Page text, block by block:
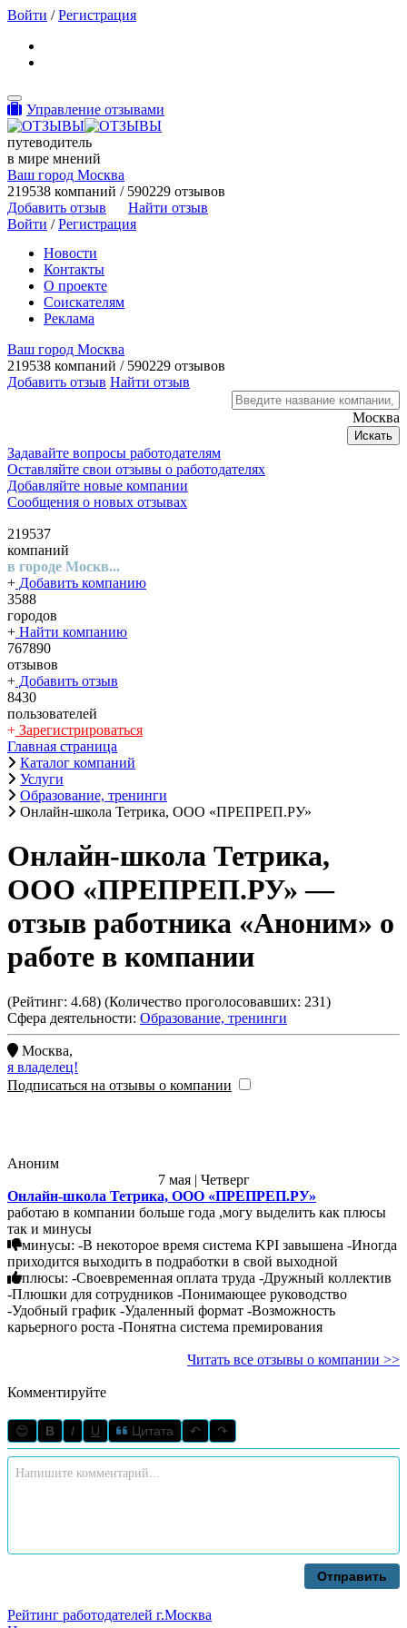
Войти /Регистрация
Toggle navigation
Управление отзывами
путеводитель
в мире мнений
Ваш город Москва
219538 компаний / 590229 отзывов
Добавить отзыв
Найти отзыв
Войти /Регистрация
Новости
Контакты
О проекте
Соискателям
Реклама
Ваш город Москва
219538 компаний / 590229 отзывов
Добавить отзыв Найти отзыв
Москва
Искать
Задавайте вопросы работодателям
Оставляйте свои отзывы о работодателях
Добавляйте новые компании
Сообщения о новых отзывах
219537
компаний
в городе Москв...
+ Добавить компанию
3588
городов
+ Найти компанию
767890
отзывов
+ Добавить отзыв
8430
пользователей
+ Зарегистрироваться
Главная страница
Каталог компаний
Услуги
Образование, тренинги
Онлайн-школа Тетрика, ООО «ПРЕПРЕП.РУ»
Онлайн-школа Тетрика,
ООО «ПРЕПРЕП.РУ» —
отзыв работника «Аноним» о
работе в компании
(Рейтинг: 4.68) (Количество проголосовавших: 231)
Сфера деятельности: Образование, тренинги
Москва,
я владелец!
Подписаться на отзывы о компании
Аноним
7 мая | Четверг
Онлайн-школа Тетрика, ООО «ПРЕПРЕП.РУ»
работаю в компании больше года ,могу выделить как плюсы
так и минусы
минусы: -В некоторое время система KPI завышена -Иногда
приходится выходить в подработки в свой выходной
плюсы: -Своевременная оплата труда -Дружный коллектив
-Плюшки для сотрудников -Понимающее руководство
-Удобный график -Удаленный формат -Возможность
карьерного роста -Понятна система премирования
Читать все отзывы о компании >>
Комментируйте
😊 B I U Цитата ↶ ↷
Отправить
Рейтинг работодателей г.Москва